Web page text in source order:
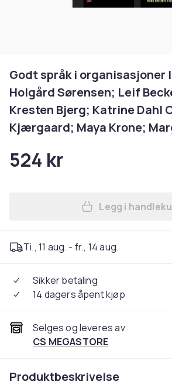
Godt språk i organisasjoner
Holgård Sørensen; Leif
Kresten Bjerg; Katrine Dahl
Kjærgaard; Maya Krone;
524 kr
Legg
Legg i
Ti., 11 aug. - fr., 14 aug.
Sikker betaling
14 dagers åpent kjøp
Selges og leveres av
CS MEGASTORE
Produktbeskrivelse